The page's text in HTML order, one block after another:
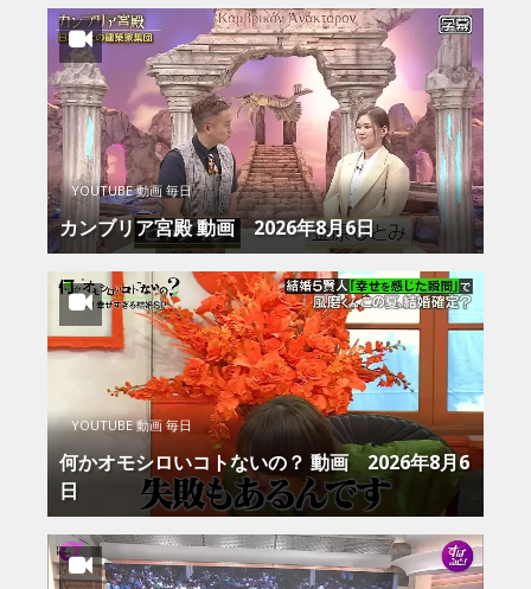
YOUTUBE 動画 毎日
カンブリア宮殿 動画 2026年8月6日
YOUTUBE 動画 毎日
何かオモシロいコトないの？ 動画 2026年8月6
日